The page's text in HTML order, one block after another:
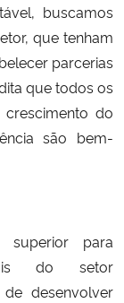
buscamos
que tenham
parcerias
que todos os
do
são bem-
superior para
do setor
desenvolver